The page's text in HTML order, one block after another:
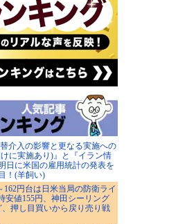
介入の影響と更なる実施への
に実施あり)』と『イラン情
日に米国の雇用統計の発表を
！(羊飼い)
162円台は日米当局の防衛ライ
安値155円、神田シーリング
、押し目買いから戻り売り戦